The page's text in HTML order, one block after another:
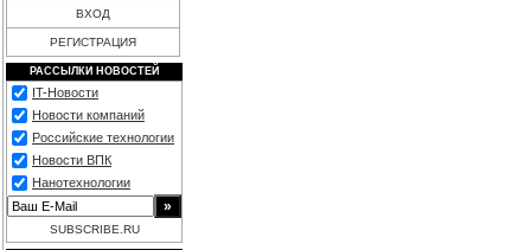
ВХОД
РЕГИСТРАЦИЯ
РАССЫЛКИ НОВОСТЕЙ
IT-Новости
Новости компаний
Российские технологии
Новости ВПК
Нанотехнологии
SUBSCRIBE.RU